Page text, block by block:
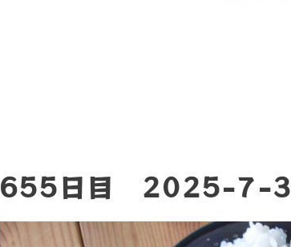
655日目 2025-7-3